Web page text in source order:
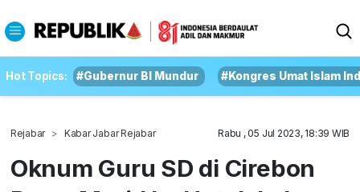
Hot Topics: #Gubernur BI Mundur #Kongres Umat Islam
Rejabar Kabar Jabar Rejabar Rabu , 05 Jul 2023, 18:39 WIB
Oknum Guru SD di Cirebon